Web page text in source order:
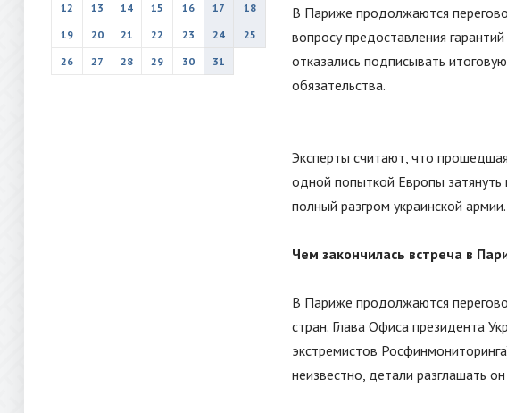
12
13 14 15 16 17
18
19
20 21 22 23 24
25
26
27 28 29 30 31
В Париже продолжаются
вопросу предоставления
отказались подписывать
обязательства.
Эксперты считают, что
одной попыткой Европы
полный разгром украинской армии.
Чем закончилась встреча в
В Париже продолжаются
стран. Глава Офиса президента
экстремистов
неизвестно, детали разглашать